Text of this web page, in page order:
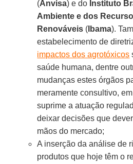
(Anvisa) e do Instituto
Ambiente e dos
Renováveis ( Ibama).
estabelecimento de
impactos dos agrotóxicos
saúde humana, dentre
mudanças estes órgãos
meramente consultivo,
suprime a atuação
deixar decisões que
mãos do mercado;
A inserção da análise de
produtos que hoje têm o